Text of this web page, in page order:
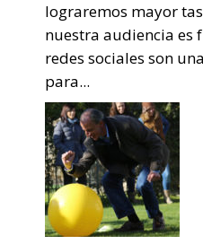
lograremos mayor
nuestra audiencia es
redes sociales son
para...